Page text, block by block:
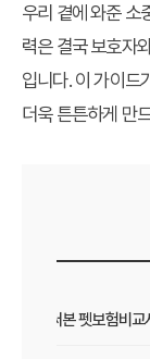
우리 곁에 와준 소
력은 결국 보호자
입니다. 이 가이드
더욱 튼튼하게 만
직접 써본 펫보험비